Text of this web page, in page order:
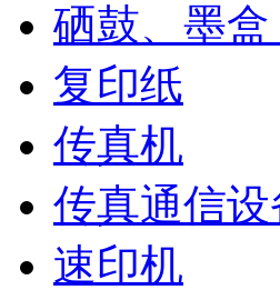
硒鼓、墨盒
复印纸
传真机
传真通信设
速印机